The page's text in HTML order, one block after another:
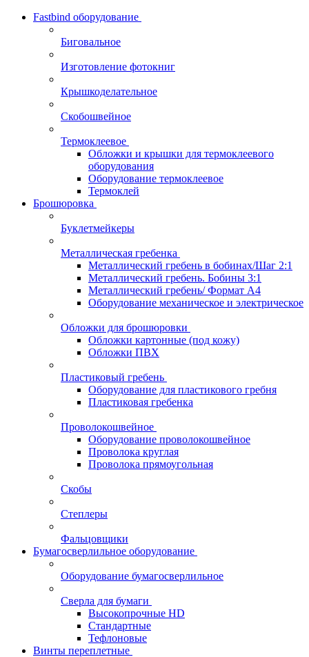
Fastbind оборудование
Биговальное
Изготовление фотокниг
Крышкоделательное
Скобошвейное
Термоклеевое
Обложки и крышки для термоклеевого
оборудования
Оборудование термоклеевое
Термоклей
Брошюровка
Буклетмейкеры
Металлическая гребенка
Металлический гребень в бобинах/Шаг 2:1
Металлический гребень. Бобины 3:1
Металлический гребень/ Формат А4
Оборудование механическое и электрическое
Обложки для брошюровки
Обложки картонные (под кожу)
Обложки ПВХ
Пластиковый гребень
Оборудование для пластикового гребня
Пластиковая гребенка
Проволокошвейное
Оборудование проволокошвейное
Проволока круглая
Проволока прямоугольная
Скобы
Степлеры
Фальцовщики
Бумагосверлильное оборудование
Оборудование бумагосверлильное
Сверла для бумаги
Высокопрочные HD
Стандартные
Тефлоновые
Винты переплетные